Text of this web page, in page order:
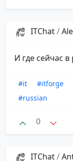
ITChat/
И где сейчас
#it
#itforge
#russian
0
ITChat/